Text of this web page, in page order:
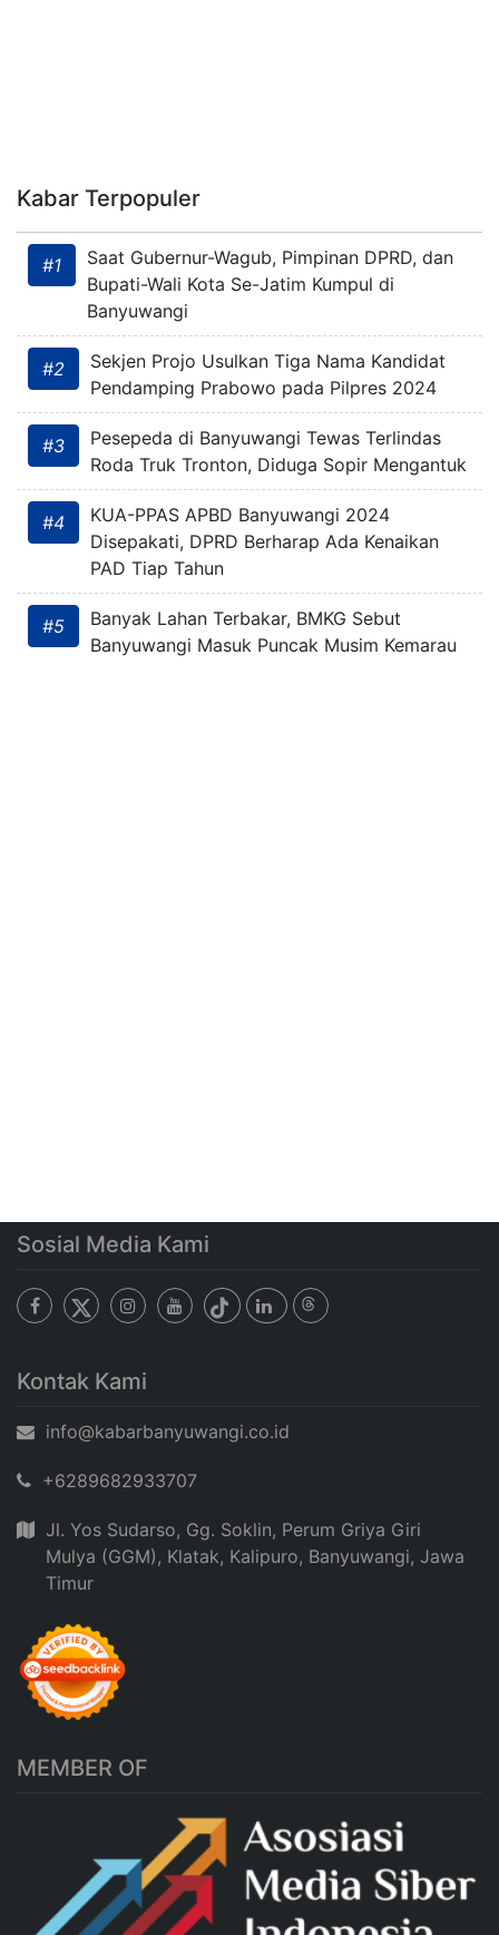
Kabar Terpopuler
#1
Saat Gubernur-Wagub, Pimpinan DPRD, dan
Bupati-Wali Kota Se-Jatim Kumpul di
Banyuwangi
#2
Sekjen Projo Usulkan Tiga Nama Kandidat
Pendamping Prabowo pada Pilpres 2024
#3
Pesepeda di Banyuwangi Tewas Terlindas
Roda Truk Tronton, Diduga Sopir Mengantuk
#4
KUA-PPAS APBD Banyuwangi 2024
Disepakati, DPRD Berharap Ada Kenaikan
PAD Tiap Tahun
#5
Banyak Lahan Terbakar, BMKG Sebut
Banyuwangi Masuk Puncak Musim Kemarau
Sosial Media Kami
Kontak Kami
info@kabarbanyuwangi.co.id
+6289682933707
Jl. Yos Sudarso, Gg. Soklin, Perum Griya Giri
Mulya (GGM), Klatak, Kalipuro, Banyuwangi, Jawa
Timur
MEMBER OF